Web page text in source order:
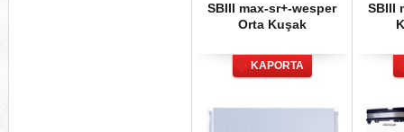
SBIII max-sr+-wesper
Orta Kuşak
KAPORTA
SBIII